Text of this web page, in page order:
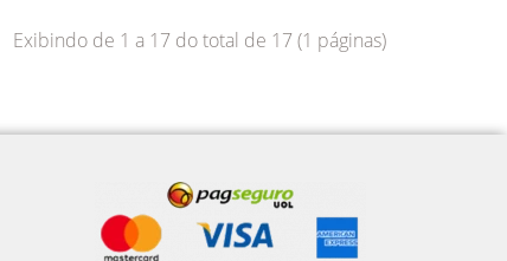
Exibindo de 1 a 17 do total de 17 (1 páginas)